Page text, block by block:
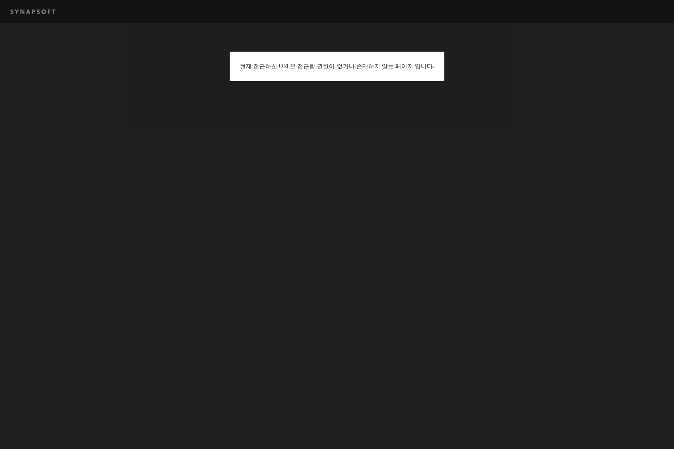
현재 접근하신 URL은 접근할 권한이 없거나 존재하지 않는 페이지 입니다.